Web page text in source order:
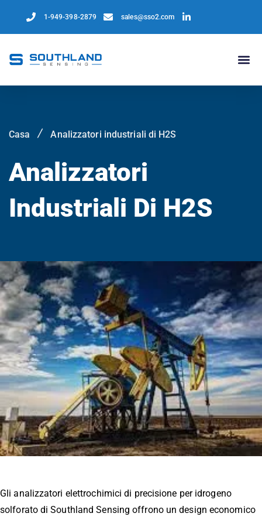
1-949-398-2879 sales@sso2.com
Casa Analizzatori industriali di H2S
Analizzatori
Industriali Di H2S
Gli analizzatori elettrochimici di precisione per idrogeno
solforato di Southland Sensing offrono un design economico